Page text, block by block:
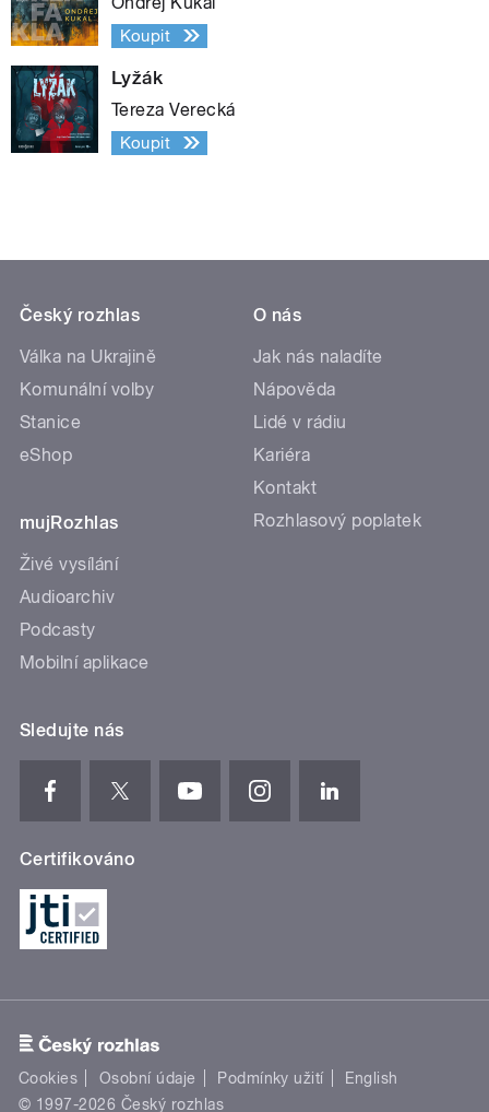
Koupit
Lyžák
Tereza Verecká
Koupit
Český rozhlas
Válka na Ukrajině
Komunální volby
Stanice
eShop
mujRozhlas
Živé vysílání
Audioarchiv
Podcasty
Mobilní aplikace
O nás
Jak nás naladíte
Nápověda
Lidé v rádiu
Kariéra
Kontakt
Rozhlasový poplatek
Sledujte nás
Certifikováno
Cookies Osobní údaje Podmínky užití
English
© 1997-2026 Český rozhlas